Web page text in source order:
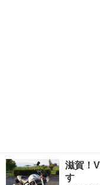
滋賀！
す